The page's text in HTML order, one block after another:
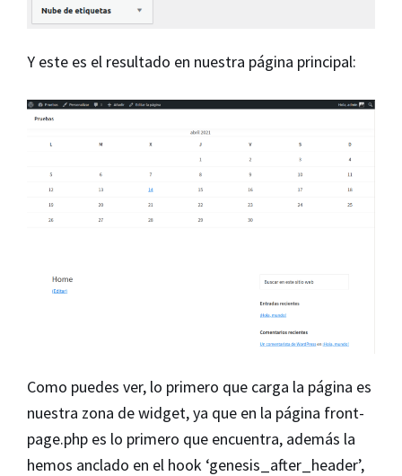
Y este es el resultado en nuestra página principal:
Como puedes ver, lo primero que carga la página es
nuestra zona de widget, ya que en la página front-
page.php es lo primero que encuentra, además la
hemos anclado en el hook ‘genesis_after_header’,